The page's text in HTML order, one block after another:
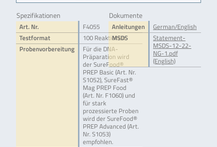
Spezifikationen
Art. Nr.
F4055
Testformat
100 Reaktionen
Probenvorbereitung
Für die DNA-
Präparation wird
der SureFood®
PREP Basic (Art. Nr.
S1052), SureFast®
Mag PREP Food
(Art. Nr. F1060) und
für stark
prozessierte Proben
wird der SureFood®
PREP Advanced (Art.
Nr. S1053)
empfohlen.
Dokumente
Anleitungen
German/English
MSDS
Statement-
MSDS-12-22-
NG-1.pdf
(English)